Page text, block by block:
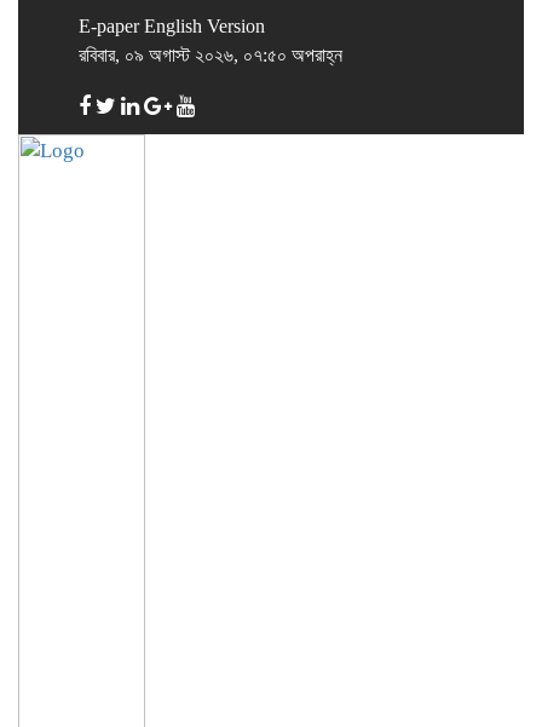
E-paper English Version
রবিবার, ০৯ অগাস্ট ২০২৬, ০৭:৫০ অপরাহ্ন